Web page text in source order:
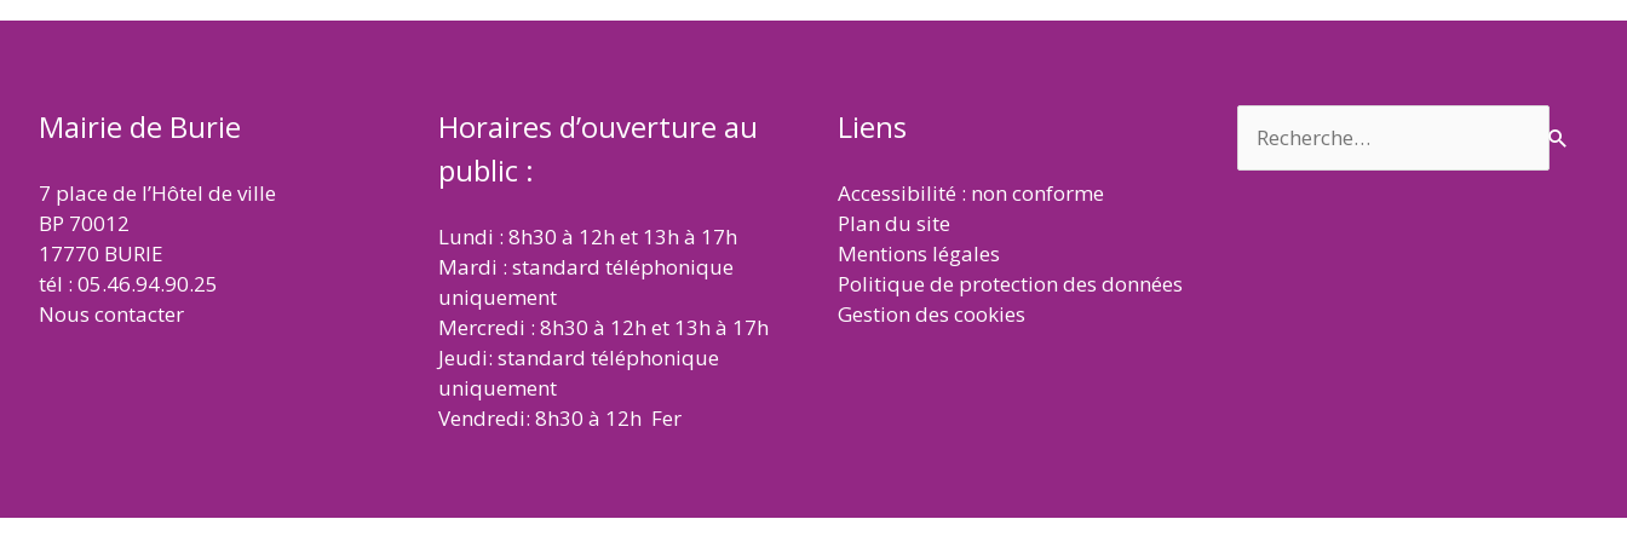
Mairie de Burie
7 place de l’Hôtel de ville
BP 70012
17770 BURIE
tél : 05.46.94.90.25
Nous contacter
Horaires d’ouverture au
public :
Lundi : 8h30 à 12h et 13h à 17h
Mardi : standard téléphonique
uniquement
Mercredi : 8h30 à 12h et 13h à 17h
Jeudi: standard téléphonique
uniquement
Vendredi: 8h30 à 12h Fer
Liens
Accessibilité : non conforme
Plan du site
Mentions légales
Politique de protection des données
Gestion des cookies